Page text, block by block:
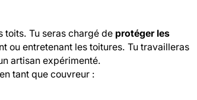
toits. Tu seras chargé de protéger les
ou entretenant les toitures. Tu travailleras
artisan expérimenté.
tant que couvreur :